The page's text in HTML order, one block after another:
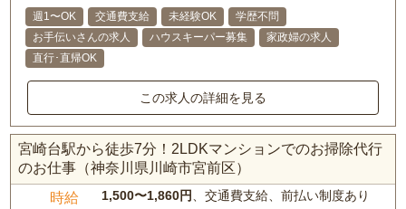
週1〜OK 交通費支給 未経験OK
学歴不問
お手伝いさんの求人
ハウスキーパー募集
家政婦の求人
直行･直帰OK
この求人の詳細を見る
宮崎台駅から徒歩7分！2LDKマンションでのお掃除代行
のお仕事（神奈川県川崎市宮前区）
時給 1,500〜1,860円 、交通費支給、前払い制度あり